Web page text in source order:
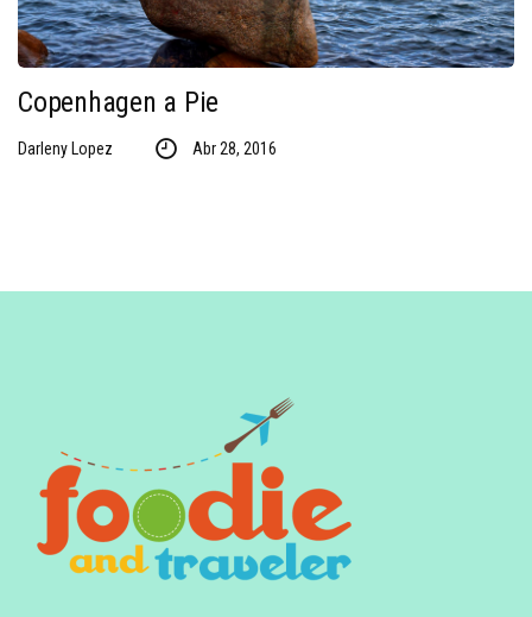
Copenhagen a Pie
Darleny Lopez Abr 28, 2016